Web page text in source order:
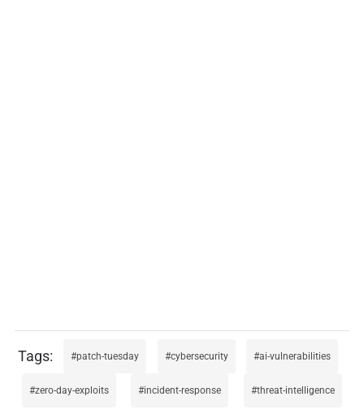
patch-tuesday cybersecurity ai-vulnerabilities
zero-day-exploits incident-response threat-intelligence